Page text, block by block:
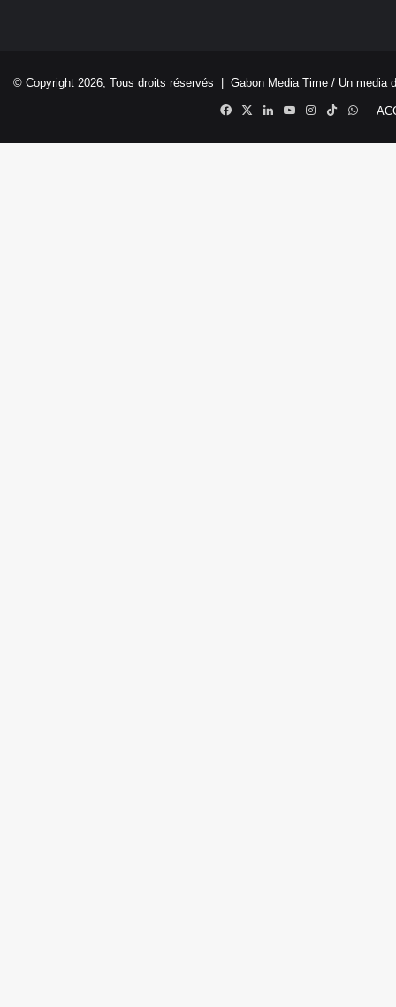
© Copyright 2026, Tous droits réservés | Gabon Media Time / Un media
Facebook
X LinkedinYouTubeInstagram
TikTok